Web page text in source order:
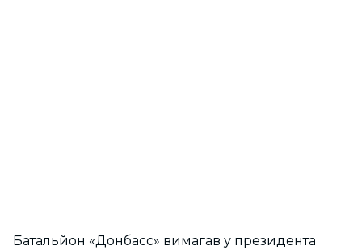
Батальйон «Донбасс» вимагав у президента